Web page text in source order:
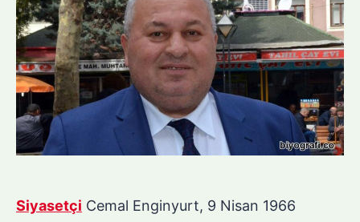
Siyasetçi Cemal Enginyurt, 9 Nisan 1966